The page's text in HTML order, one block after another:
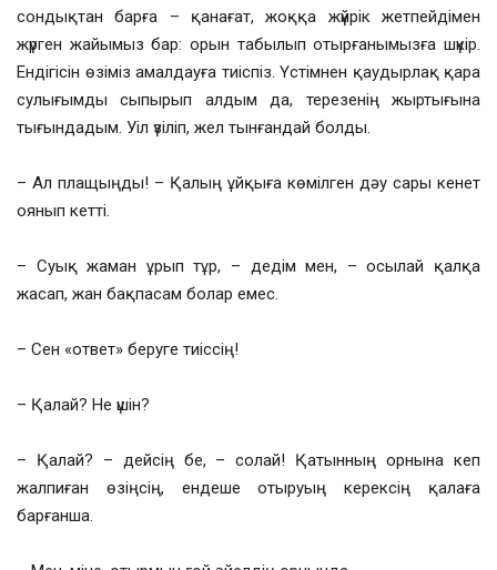
сондықтан барға – қанағат, жоққа жүйрік жетпейдімен
жүрген жайымыз бар: орын табылып отырғанымызға шүкір.
Ендігісін өзіміз амалдауға тиіспіз. Үстімнен қаудырлақ қара
сулығымды сыпырып алдым да, терезенің жыртығына
тығындадым. Уіл үзіліп, жел тынғандай болды.
– Ал плащыңды! – Қалың ұйқыға көмілген дәу сары кенет
оянып кетті.
– Суық жаман ұрып тұр, – дедім мен, – осылай қалқа
жасап, жан бақпасам болар емес.
– Сен «ответ» беруге тиіссің!
– Қалай? Не үшін?
– Қалай? – дейсің бе, – солай! Қатынның орнына кеп
жалпиған өзіңсің, ендеше отыруың керексің қалаға
барғанша.